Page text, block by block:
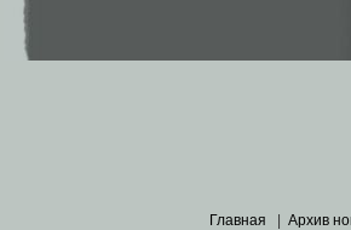
Главная | Архив